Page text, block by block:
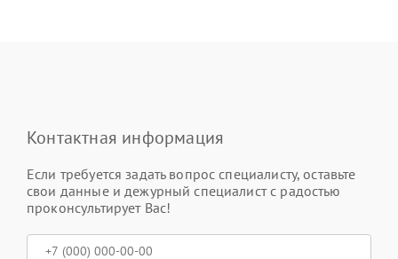
Контактная информация
Если требуется задать вопрос специалисту, оставьте
свои данные и дежурный специалист с радостью
проконсультирует Вас!